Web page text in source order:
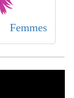
Femmes